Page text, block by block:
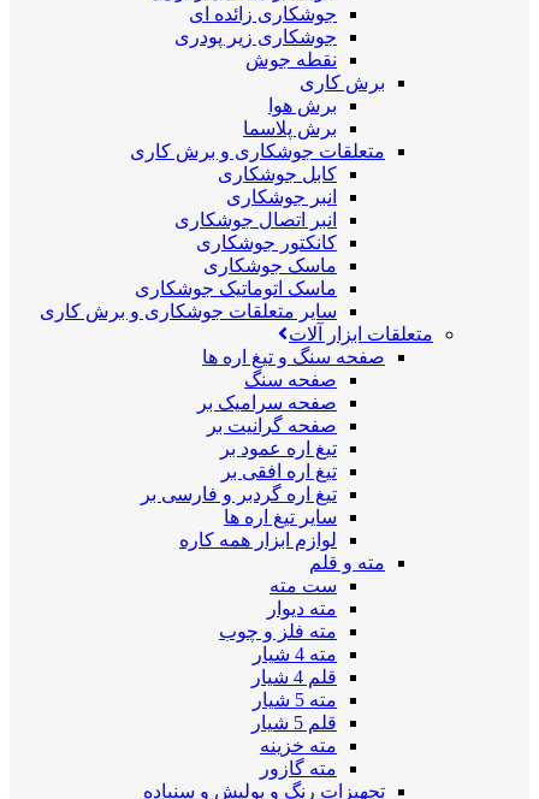
جوشکاری زائده ای
جوشکاری زیر پودری
نقطه جوش
برش کاری
برش هوا
برش پلاسما
متعلقات جوشکاری و برش کاری
کابل جوشکاری
انبر جوشکاری
انبر اتصال جوشکاری
کانکتور جوشکاری
ماسک جوشکاری
ماسک اتوماتیک جوشکاری
سایر متعلقات جوشکاری و برش کاری
متعلقات ابزار آلات
صفحه سنگ و تیغ اره ها
صفحه سنگ
صفحه سرامیک بر
صفحه گرانیت بر
تیغ اره عمود بر
تیغ اره افقی بر
تیغ اره گردبر و فارسی بر
سایر تیغ اره ها
لوازم ابزار همه کاره
مته و قلم
ست مته
مته دیوار
مته فلز و چوب
مته 4 شیار
قلم 4 شیار
مته 5 شیار
قلم 5 شیار
مته خزینه
مته گازور
تجهیزات رنگ و پولیش و سنباده